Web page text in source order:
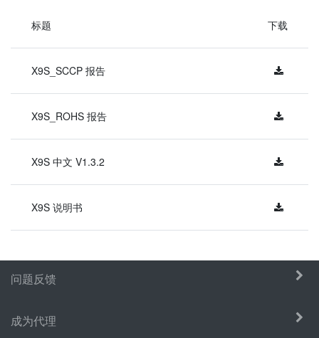
标题 下载
X9S_SCCP 报告
X9S_ROHS 报告
X9S 中文 V1.3.2
X9S 说明书
问题反馈
成为代理